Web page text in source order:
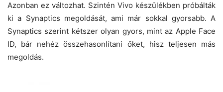
Azonban ez változhat. Szintén Vivo készülékben próbálták
ki a Synaptics megoldását, ami már sokkal gyorsabb. A
Synaptics szerint kétszer olyan gyors, mint az Apple Face
ID, bár nehéz összehasonlítani őket, hisz teljesen más
megoldás.